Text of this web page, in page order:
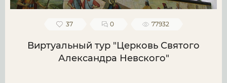
37 0 77932
Виртуальный тур "Церковь Святого
Александра Невского"